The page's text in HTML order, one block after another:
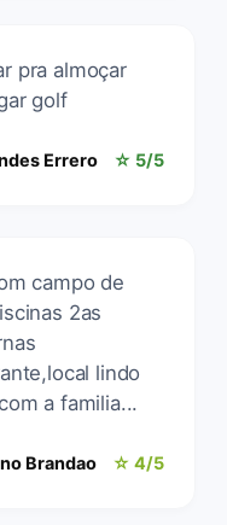
pra almoçar
golf
Errero ☆ 5/5
campo de
2as
lindo
a familia...
Brandao ☆ 4/5